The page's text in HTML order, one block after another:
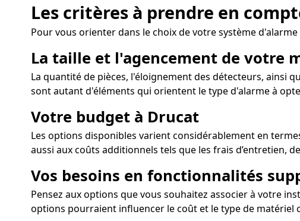
Les critères à prendre en
Pour vous orienter dans le choix de votre système
La taille et l'agencement de votre
La quantité de pièces, l'éloignement des détecteurs, ainsi
sont autant d'éléments qui orientent le type d'alarme à
Votre budget à Drucat
Les options disponibles varient considérablement en
aussi aux coûts additionnels tels que les frais d’entretien,
Vos besoins en fonctionnalités
Pensez aux options que vous souhaitez associer à votre
options pourraient influencer le coût et le type de matériel